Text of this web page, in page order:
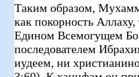
Таким образом,
как покорность
Едином Всемогущем
последователем
иудеем, ни